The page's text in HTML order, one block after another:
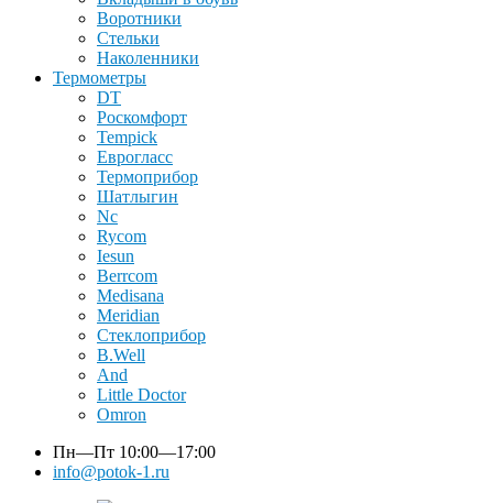
Воротники
Стельки
Наколенники
Термометры
DT
Роскомфорт
Tempick
Еврогласс
Термоприбор
Шатлыгин
Nc
Rycom
Iesun
Berrcom
Medisana
Meridian
Стеклоприбор
B.Well
And
Little Doctor
Omron
Пн—Пт 10:00—17:00
info@potok-1.ru